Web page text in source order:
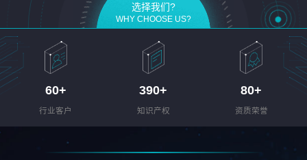
选择我们?
WHY CHOOSE US?
60+
行业客户
390+
知识产权
80+
资质荣誉